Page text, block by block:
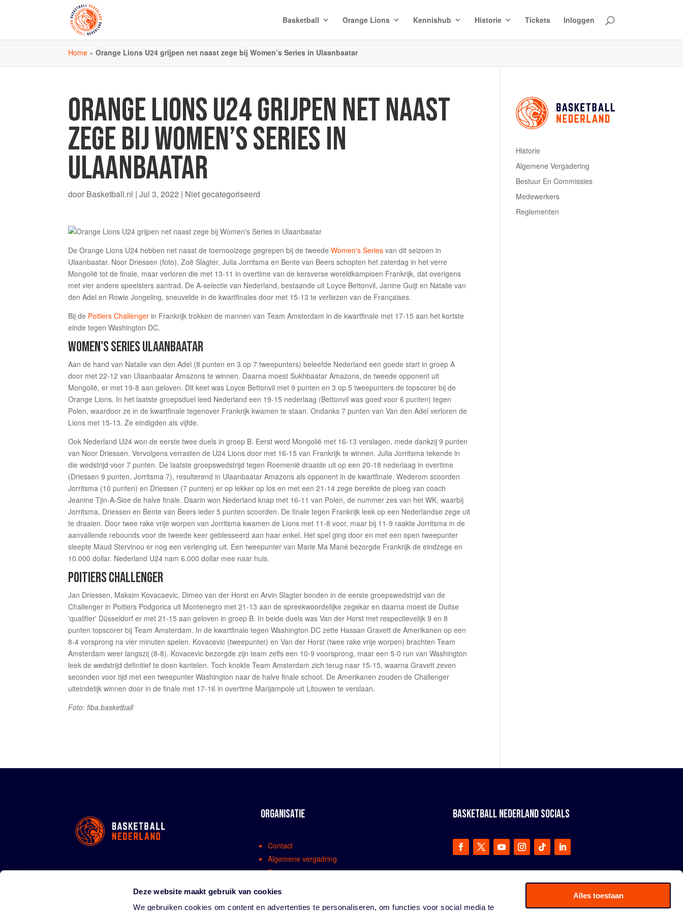
Deze website maakt gebruik van cookies
We gebruiken cookies om content en advertenties te personaliseren, om functies voor social media te
Alles toestaan
Basketball Orange Lions Kennishub Historie Tickets Inloggen
Home »Orange Lions U24 grijpen net naast zege bij Women’s Series in Ulaanbaatar
ORANGE LIONS U24 GRIJPEN NET NAAST
ZEGE BIJ WOMEN’S SERIES IN
ULAANBAATAR
door Basketball.nl |Jul 3, 2022 | Niet gecategoriseerd
De Orange Lions U24 hebben net naast de toernooizege gegrepen bij de tweedeWomen's Series van dit seizoen in
Ulaanbaatar. Noor Driessen (foto), Zoë Slagter, Julia Jorritsma en Bente van Beers schopten het zaterdag in het verre
Mongolië tot de finale, maar verloren die met 13-11 in overtime van de kersverse wereldkampioen Frankrijk, dat overigens
met vier andere speelsters aantrad. De A-selectie van Nederland, bestaande uit Loyce Bettonvil, Janine Guijt en Natalie van
den Adel en Rowie Jongeling, sneuvelde in de kwartfinales door met 15-13 te verliezen van de Françaises.
Bij de Poitiers Challenger in Frankrijk trokken de mannen van Team Amsterdam in de kwartfinale met 17-15 aan het kortste
einde tegen Washington DC.
WOMEN'S SERIES ULAANBAATAR
Aan de hand van Natalie van den Adel (8 punten en 3 op 7 tweepunters) beleefde Nederland een goede start in groep A
door met 22-12 van Ulaanbaatar Amazons te winnen. Daarna moest Sukhbaatar Amazons, de tweede opponent uit
Mongolië, er met 19-8 aan geloven. Dit keet was Loyce Bettonvil met 9 punten en 3 op 5 tweepunters de topscorer bij de
Orange Lions. In het laatste groepsduel leed Nederland een 19-15 nederlaag (Bettonvil was goed voor 6 punten) tegen
Polen, waardoor ze in de kwartfinale tegenover Frankrijk kwamen te staan. Ondanks 7 punten van Van den Adel verloren de
Lions met 15-13. Ze eindigden als vijfde.
Ook Nederland U24 won de eerste twee duels in groep B. Eerst werd Mongolië met 16-13 verslagen, mede dankzij 9 punten
van Noor Driessen. Vervolgens verrasten de U24 Lions door met 16-15 van Frankrijk te winnen. Julia Jorritsma tekende in
die wedstrijd voor 7 punten. De laatste groepswedstrijd tegen Roemenië draaide uit op een 20-18 nederlaag in overtime
(Driessen 9 punten, Jorritsma 7), resulterend in Ulaanbaatar Amazons als opponent in de kwartfinale. Wederom scoorden
Jorritsma (10 punten) en Driessen (7 punten) er op lekker op los en met een 21-14 zege bereikte de ploeg van coach
Jeanine Tjin-A-Sioe de halve finale. Daarin won Nederland knap met 16-11 van Polen, de nummer zes van het WK, waarbij
Jorritsma, Driessen en Bente van Beers ieder 5 punten scoorden. De finale tegen Frankrijk leek op een Nederlandse zege uit
te draaien. Door twee rake vrije worpen van Jorritsma kwamen de Lions met 11-8 voor, maar bij 11-9 raakte Jorritsma in de
aanvallende rebounds voor de tweede keer geblesseerd aan haar enkel. Het spel ging door en met een open tweepunter
sleepte Maud Stervinou er nog een verlenging uit. Een tweepunter van Marie Ma Mané bezorgde Frankrijk de eindzege en
10.000 dollar. Nederland U24 nam 6.000 dollar mee naar huis.
POITIERS CHALLENGER
Jan Driessen, Maksim Kovacaevic, Dimeo van der Horst en Arvin Slagter bonden in de eerste groepswedstrijd van de
Challenger in Poitiers Podgorica uit Montenegro met 21-13 aan de spreekwoordelijke zegekar en daarna moest de Duitse
'qualifier' Düsseldorf er met 21-15 aan geloven in groep B. In beide duels was Van der Horst met respectievelijk 9 en 8
punten topscorer bij Team Amsterdam. In de kwartfinale tegen Washington DC zette Hassan Gravett de Amerikanen op een
8-4 vorsprong na vier minuten spelen. Kovacevic (tweepunter) en Van der Horst (twee rake vrije worpen) brachten Team
Amsterdam weer langszij (8-8). Kovacevic bezorgde zijn team zelfs een 10-9 voorsprong, maar een 5-0 run van Washington
leek de wedstrijd definitief te doen kantelen. Toch knokte Team Amsterdam zich terug naar 15-15, waarna Gravett zeven
seconden voor tijd met een tweepunter Washington naar de halve finale schoot. De Amerikanen zouden de Challenger
uiteindelijk winnen door in de finale met 17-16 in overtime Marijampole uit Litouwen te verslaan.
Foto: fiba.basketball
Historie
Algemene Vergadering
Bestuur En Commissies
Medewerkers
Reglementen
ORGANISATIE
Contact
Algemene vergadring
Bestuur
BASKETBALL NEDERLAND SOCIALS